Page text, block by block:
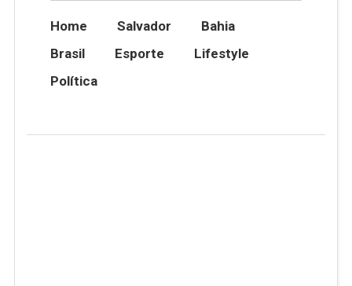
Home Salvador
Bahia
Brasil
Esporte
Lifestyle
Política